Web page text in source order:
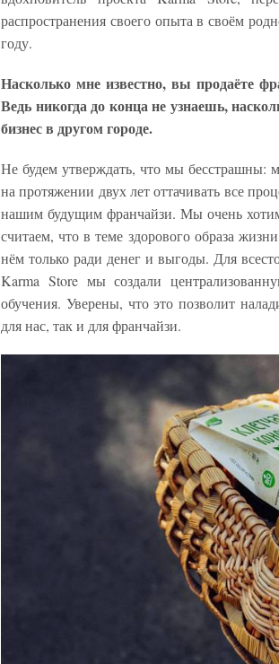
распространения своего опыта в своём
году.
Насколько мне известно, вы продаёте
Ведь никогда до конца не узнаешь,
бизнес в другом городе.
Не будем утверждать, что мы
на протяжении двух лет оттачивать все
нашим будущим франчайзи. Мы очень
считаем, что в теме здорового образа
нём только ради денег и выгоды. Для
Karma Store мы создали
обучения. Уверены, что это позволит
для нас, так и для франчайзи.